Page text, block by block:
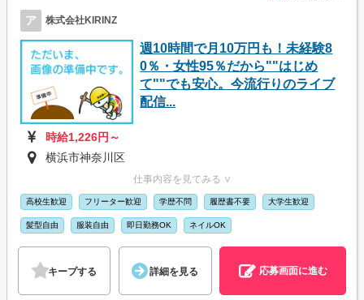
ア 株式会社KIRINZ
週10時間で月10万円も！未経験8
0％・女性95％だから""はじめ
て""でも安心。今流行りのライブ
配信...
時給1,226円～
横浜市神奈川区
仕事内容を見てみる ∨
高校生歓迎 フリーター歓迎 学歴不問 履歴書不要 大学生歓迎
髪型自由 服装自由 即日勤務OK ネイルOK
キープする 詳細を見る 応募画面に進む